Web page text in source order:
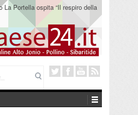
La Portella ospita “Il respiro della
terra” del collettivo 365